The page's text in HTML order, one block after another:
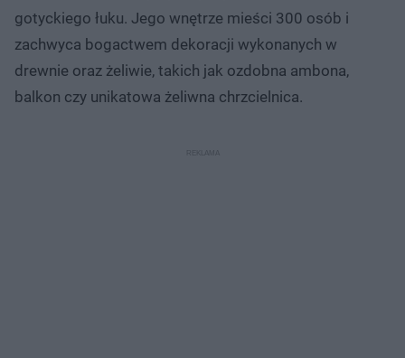
gotyckiego łuku. Jego wnętrze mieści 300 osób i
zachwyca bogactwem dekoracji wykonanych w
drewnie oraz żeliwie, takich jak ozdobna ambona,
balkon czy unikatowa żeliwna chrzcielnica.